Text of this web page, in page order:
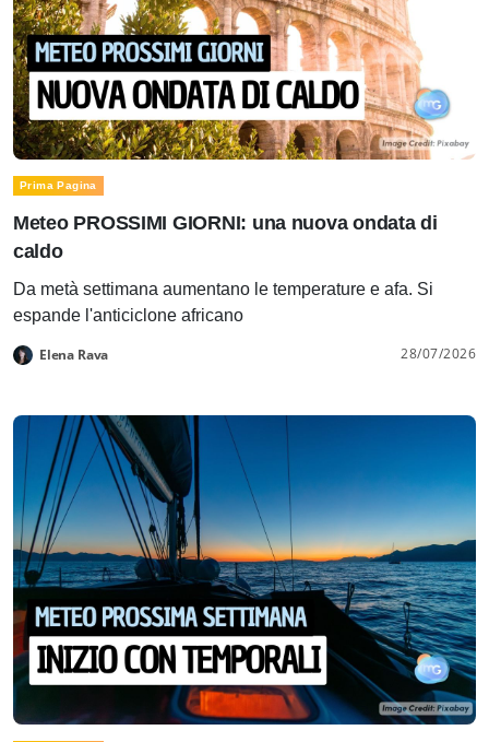
Prima Pagina
Meteo PROSSIMI GIORNI: una nuova ondata di
caldo
Da metà settimana aumentano le temperature e afa. Si
espande l'anticiclone africano
Elena Rava 28/07/2026